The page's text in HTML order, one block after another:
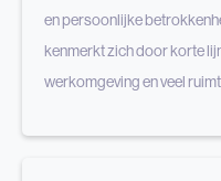
en persoonlijke
kenmerkt zich door korte
werkomgeving en veel